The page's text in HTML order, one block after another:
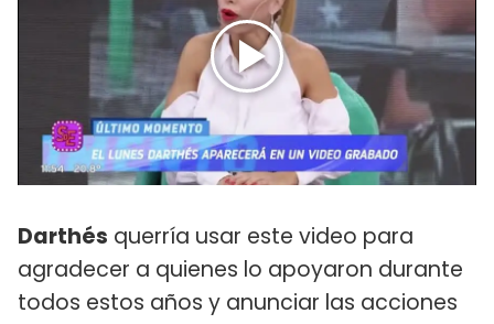
Darthés querría usar este video para
agradecer a quienes lo apoyaron durante
todos estos años y anunciar las acciones